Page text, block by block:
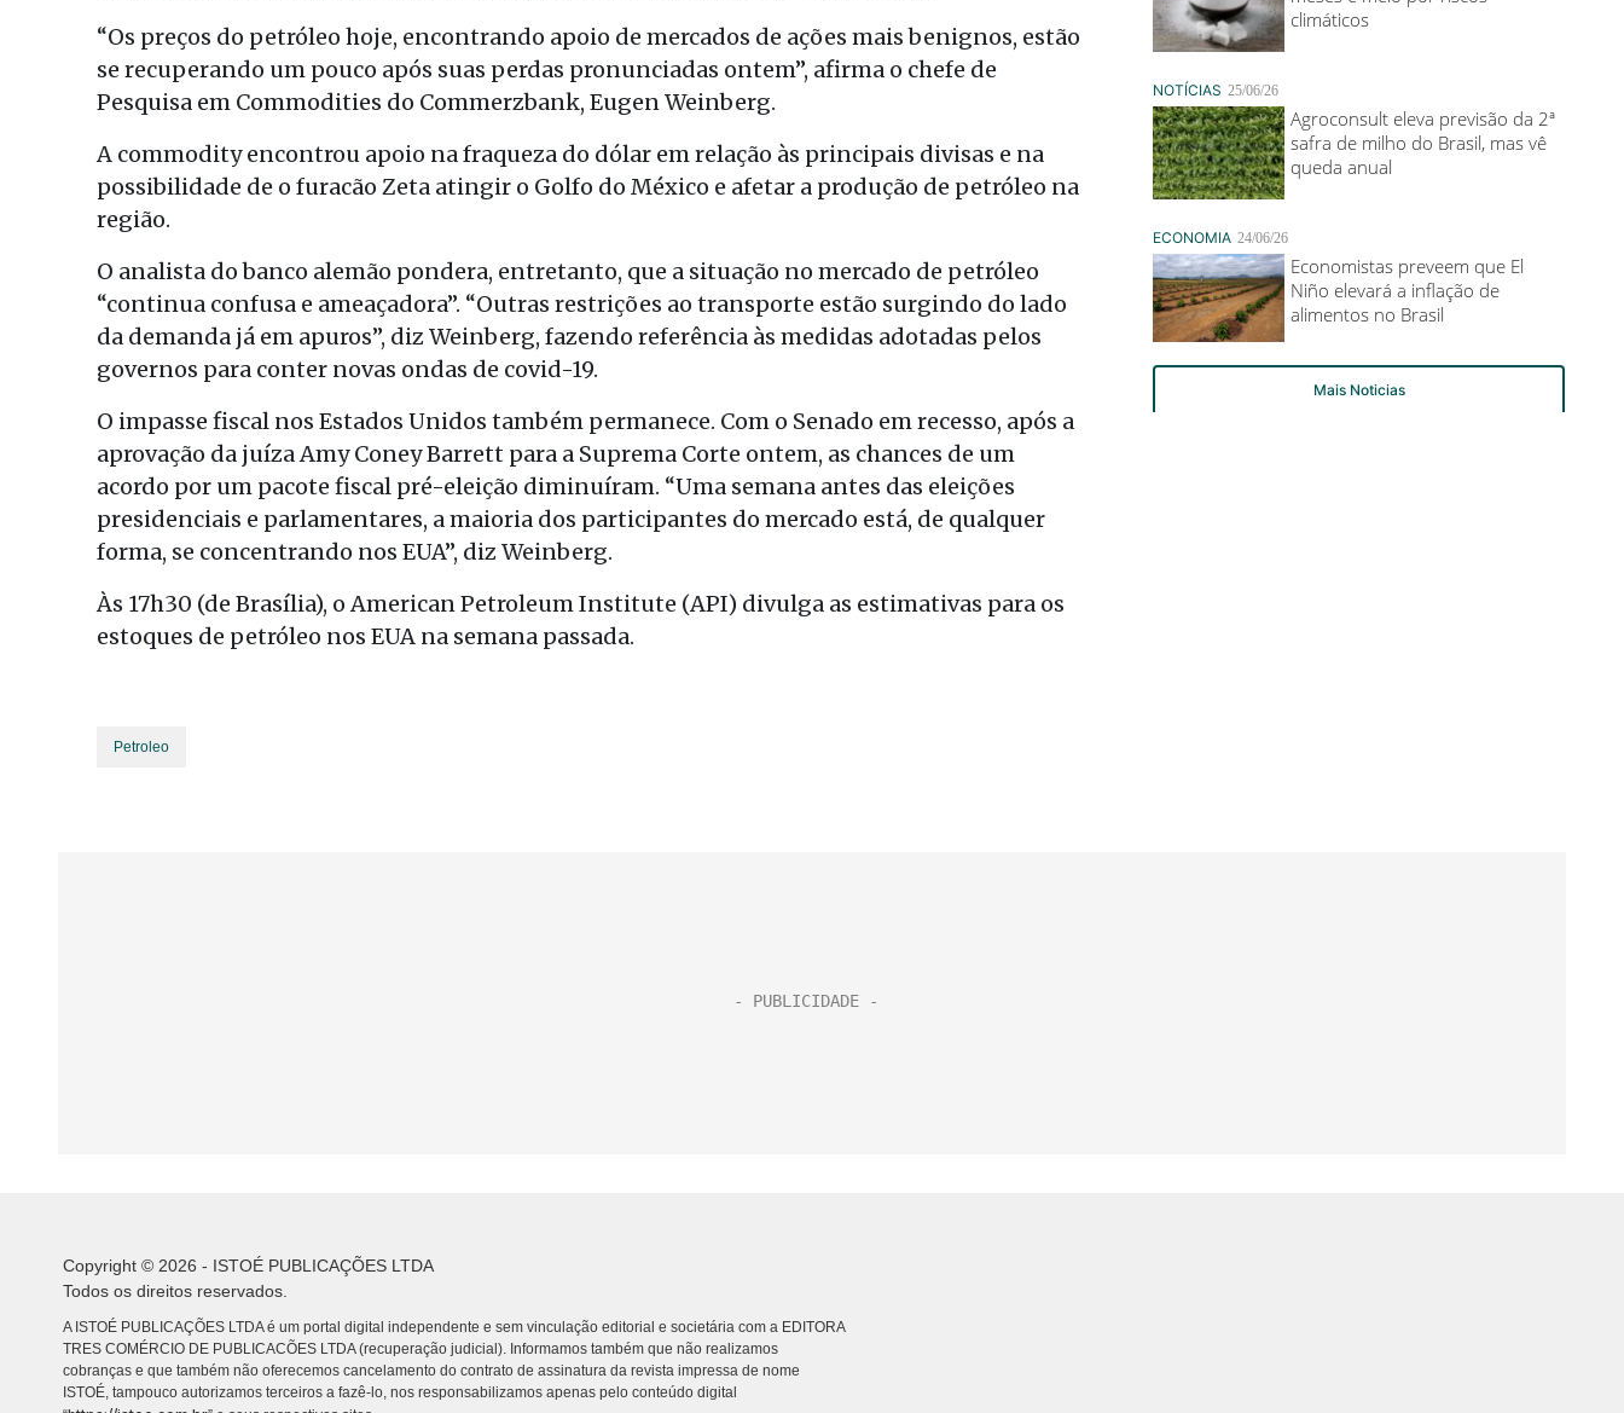
“Os preços do petróleo hoje, encontrando apoio de mercados de ações mais benignos, estão
se recuperando um pouco após suas perdas pronunciadas ontem”, afirma o chefe de
Pesquisa em Commodities do Commerzbank, Eugen Weinberg.
A commodity encontrou apoio na fraqueza do dólar em relação às principais divisas e na
possibilidade de o furacão Zeta atingir o Golfo do México e afetar a produção de petróleo na
região.
O analista do banco alemão pondera, entretanto, que a situação no mercado de petróleo
“continua confusa e ameaçadora”. “Outras restrições ao transporte estão surgindo do lado
da demanda já em apuros”, diz Weinberg, fazendo referência às medidas adotadas pelos
governos para conter novas ondas de covid-19.
O impasse fiscal nos Estados Unidos também permanece. Com o Senado em recesso, após a
aprovação da juíza Amy Coney Barrett para a Suprema Corte ontem, as chances de um
acordo por um pacote fiscal pré-eleição diminuíram. “Uma semana antes das eleições
presidenciais e parlamentares, a maioria dos participantes do mercado está, de qualquer
forma, se concentrando nos EUA”, diz Weinberg.
Às 17h30 (de Brasília), o American Petroleum Institute (API) divulga as estimativas para os
estoques de petróleo nos EUA na semana passada.
Petroleo
Copyright © 2026 - ISTOÉ PUBLICAÇÕES LTDA
Todos os direitos reservados.
A ISTOÉ PUBLICAÇÕES LTDA é um portal digital independente e sem vinculação editorial e societária com a EDITORA
TRES COMÉRCIO DE PUBLICACÕES LTDA (recuperação judicial). Informamos também que não realizamos
cobranças e que também não oferecemos cancelamento do contrato de assinatura da revista impressa de nome
ISTOÉ, tampouco autorizamos terceiros a fazê-lo, nos responsabilizamos apenas pelo conteúdo digital